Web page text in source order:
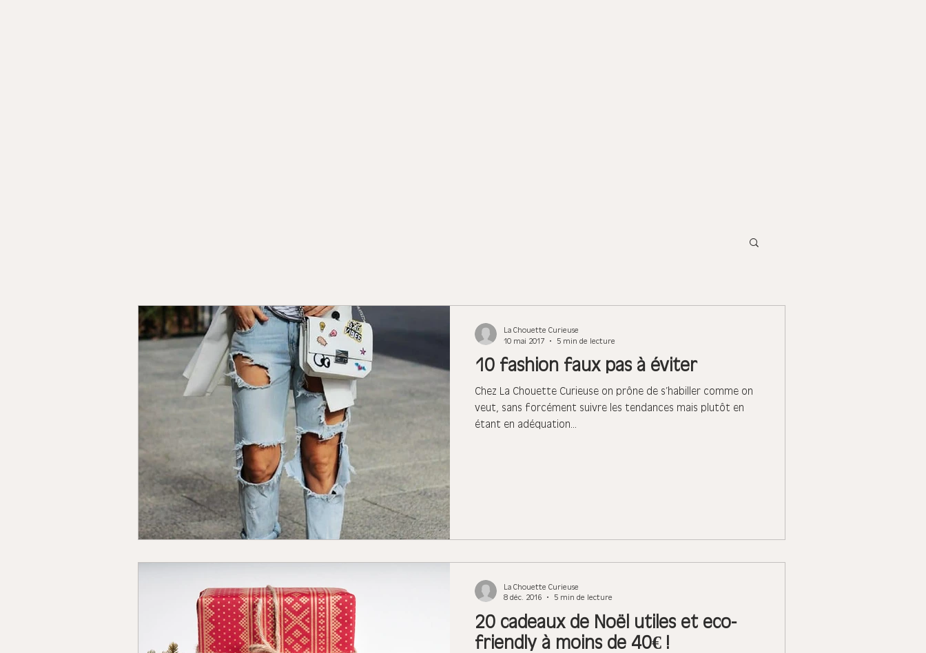
10 fashion faux pas à éviter
Chez La Chouette Curieuse on prône de s’habiller comme on
veut, sans forcément suivre les tendances mais plutôt en
étant en adéquation...
La Chouette Curieuse
10 mai 2017
5 min de lecture
20 cadeaux de Noël utiles et eco-
friendly à moins de 40€ !
La Chouette Curieuse
8 déc. 2016
5 min de lecture